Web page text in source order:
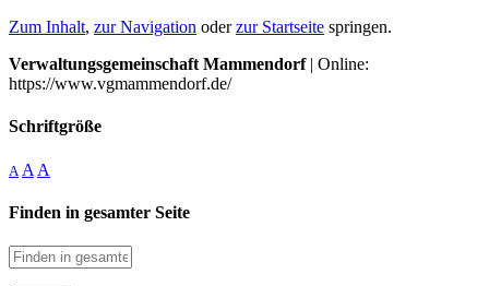
Zum Inhalt, zur Navigation oderzur Startseite springen.
Verwaltungsgemeinschaft Mammendorf| Online:
https://www.vgmammendorf.de/
Schriftgröße
A A A
Finden in gesamter Seite